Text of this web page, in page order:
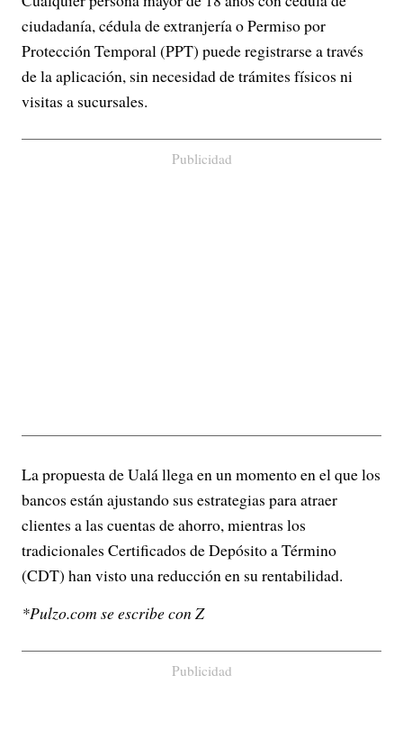
ciudadanía, cédula de extranjería o Permiso por
Protección Temporal (PPT) puede registrarse a través
de la aplicación, sin necesidad de trámites físicos ni
visitas a sucursales.
Publicidad
La propuesta de Ualá llega en un momento en el que los
bancos están ajustando sus estrategias para atraer
clientes a las cuentas de ahorro, mientras los
tradicionales Certificados de Depósito a Término
(CDT) han visto una reducción en su rentabilidad.
*Pulzo.com se escribe con Z
Publicidad